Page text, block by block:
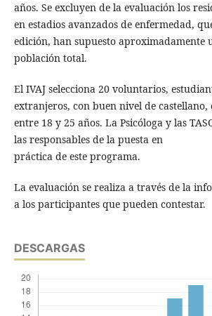
años. Se excluyen de la evaluación los
en estadios avanzados de enfermedad,
edición, han supuesto aproximadamente
población total.
El IVAJ selecciona 20 voluntarios,
extranjeros, con buen nivel de castellano,
entre 18 y 25 años. La Psicóloga y las
las responsables de la puesta en
práctica de este programa.
La evaluación se realiza a través de la
a los participantes que pueden contestar.
DESCARGAS